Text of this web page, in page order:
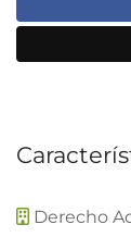
Derecho